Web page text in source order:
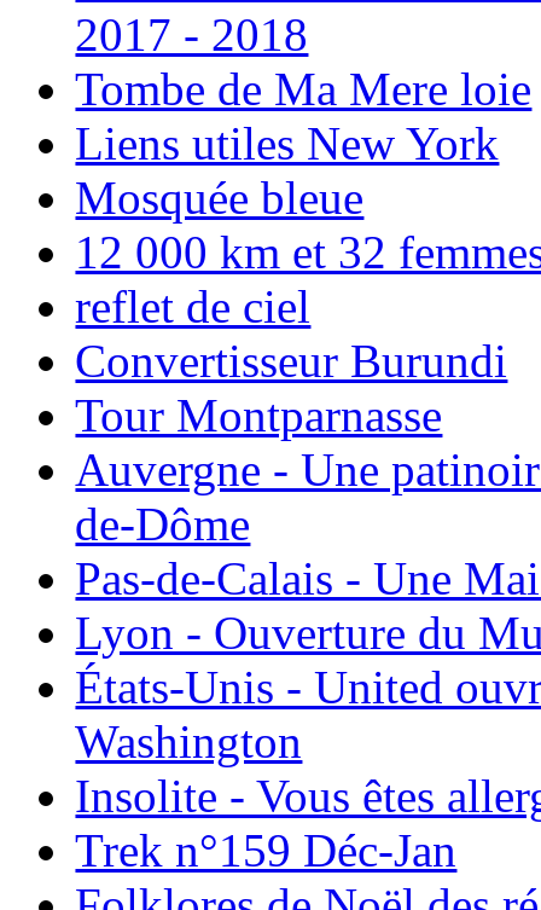
2017 - 2018
Tombe de Ma Mere loie
Liens utiles New York
Mosquée bleue
12 000 km et 32
reflet de ciel
Convertisseur Burundi
Tour Montparnasse
Auvergne - Une
de-Dôme
Pas-de-Calais - Une
Lyon - Ouverture du
États-Unis - United
Washington
Insolite - Vous êtes
Trek n°159 Déc-Jan